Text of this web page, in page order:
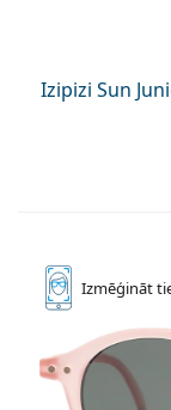
Izipizi Sun
Izmēģināt